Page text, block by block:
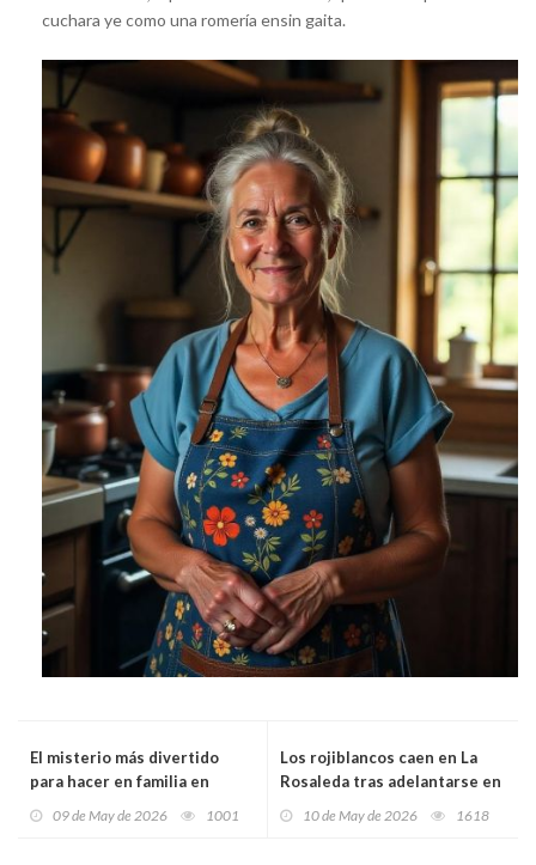
cuchara ye como una romería ensin gaita.
El misterio más divertido
para hacer en familia en
interactivo de Blancanieves
09 de May de 2026 1001
Los rojiblancos caen en La
Rosaleda tras adelantarse en
10 de May de 2026 1618